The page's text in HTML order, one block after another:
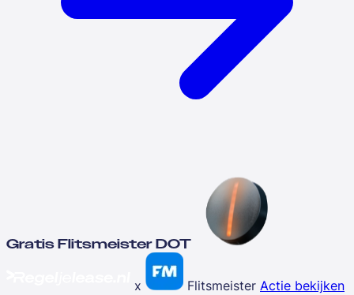
Gratis Flitsmeister DOT
x Flitsmeister Actie bekijken